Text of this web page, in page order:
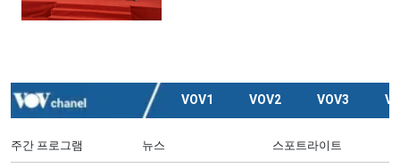
VOV1 VOV2 VOV3
주간 프로그램 뉴스 스포트라이트